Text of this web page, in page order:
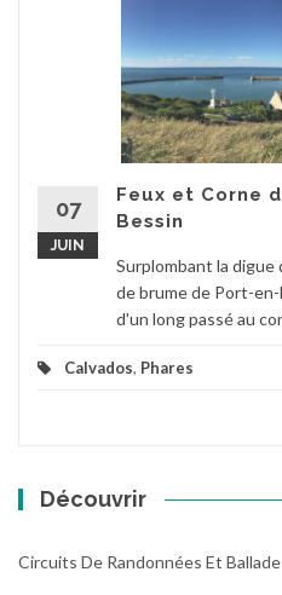
07
JUIN
Feux et Corne
Bessin
Surplombant la
de brume de Port-
d'un long passé au
Calvados, Phares
Découvrir
Circuits De Randonnées Et